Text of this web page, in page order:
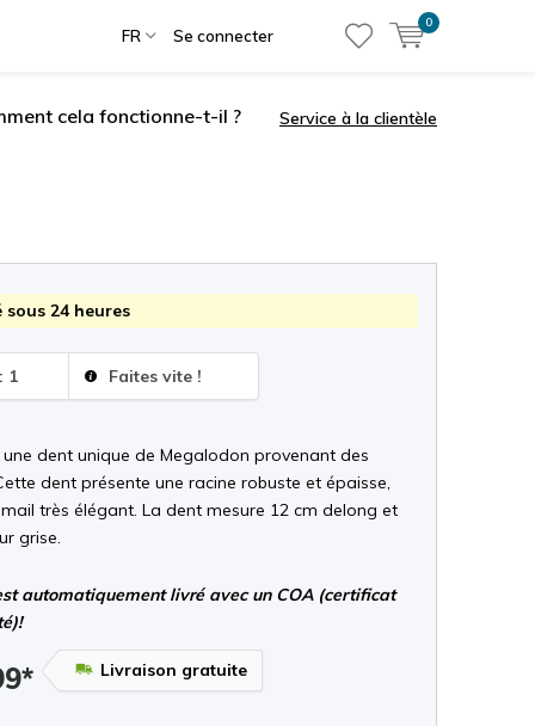
FR Se connecter
0
cela fonctionne-t-il ? Service à la clientèle
sous 24 heures
1 Faites vite !
une dent unique de Megalodon provenant des
dent présente une racine robuste et épaisse,
très élégant. La dent mesure 12 cm delong et
grise.
automatiquement livré avec un COA (certificat
Livraison gratuite